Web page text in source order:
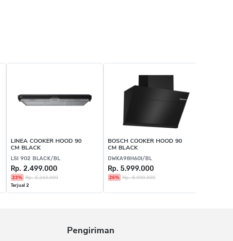
LINEA COOKER HOOD 90
CM BLACK
LSI 902 BLACK/BL
Rp. 2.499.000
23% Rp. 3.243.000
Terjual 2
BOSCH COOKER HOOD 90
CM BLACK
DWKA98H60I/BL
Rp. 5.999.000
26% Rp. 8.099.000
Pengiriman